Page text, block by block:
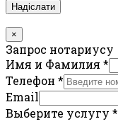
Надіслати
×
Запрос нотариусу
Имя и Фамилия *
Телефон *
Email
Выберите услугу *